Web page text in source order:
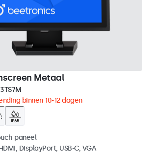
Metaal
binnen 10-12 dagen
paneel
DisplayPort, USB-C, VGA